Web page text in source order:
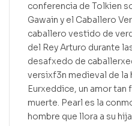
conferencia de Tolkien
Gawain y el Caballero
caballero vestido de
del Rey Arturo durante
desafxedo de
versixf3n medieval de la
Eurxeddice, un amor tan
muerte. Pearl es la
hombre que llora a su